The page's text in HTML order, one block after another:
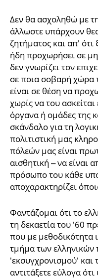
Δεν θα ασχοληθώ με
άλλωστε υπάρχουν
ζητήματος και απ'
ήδη προχωρήσει σε
δεν γνωρίζει τον
σε ποια σοβαρή χώρα
είναι σε θέση να
χωρίς να του
όργανα ή ομάδες της
σκάνδαλο για τη
πολιτιστική μας
πόλεών μας είναι
αισθητική – να είναι
πρόσωπο του κάθε
αποχαρακτηρίζει
Φαντάζομαι ότι το
τη δεκαετία του '60
που με μεθοδικότητα
τμήμα των
'εκσυγχρονισμού'
αντιτάξετε εύλογα